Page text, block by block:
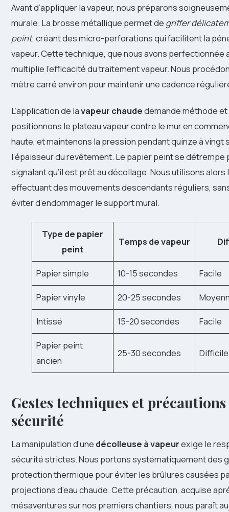
Avant d’appliquer la vapeur, nous préparons
murale. La brosse métallique permet de griffer
peint, créant des micro-perforations qui facilitent la
vapeur. Cette technique, que nous avons perfectionnée
multiplie l’efficacité du traitement vapeur. Nous
mètre carré environ pour maintenir une cadence
L’application de lavapeur chaudedemande méthode
positionnons le plateau vapeur contre le mur en
haute, et maintenons la pression pendant quinze à vingt
l’épaisseur du revêtement. Le papier peint se
signalant qu’il est prêt au décollage. Nous utilisons alors
effectuant des mouvements descendants réguliers,
éviter d’endommager le support mural.
Type de papier
peint
Temps de vapeur
Papier simple 10-15 secondes Facile
Papier vinyle 20-25 secondes
Intissé 15-20 secondes Facile
Papier peint
ancien
25-30 secondes Difficile
Gestes techniques et
sécurité
La manipulation d’une décolleuse à vapeurexige le
sécurité strictes. Nous portons systématiquement des
protection thermique pour éviter les brûlures causées
projections d’eau chaude. Cette précaution, acquise
mésaventures sur nos premiers chantiers, nous paraît